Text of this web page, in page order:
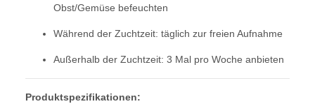
Obst/Gemüse befeuchten
Während der Zuchtzeit: täglich zur freien Aufnahme
Außerhalb der Zuchtzeit: 3 Mal pro Woche anbieten
Produktspezifikationen: